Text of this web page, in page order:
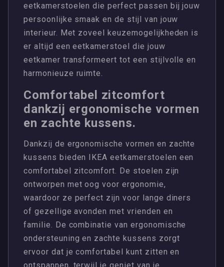
eetkamerstoelen die perfect passen bij jouw
persoonlijke smaak en de stijl van jouw
interieur. Met zoveel keuzemogelijkheden is
er altijd een eetkamerstoel die jouw
eetkamer transformeert tot een stijlvolle en
harmonieuze ruimte.
Comfortabel zitcomfort
dankzij ergonomische vormen
en zachte kussens.
Dankzij de ergonomische vormen en zachte
kussens bieden IKEA eetkamerstoelen een
comfortabel zitcomfort. De stoelen zijn
ontworpen met oog voor ergonomie,
waardoor ze perfect zijn voor lange diners
of gezellige avonden met vrienden en
familie. De combinatie van ergonomische
ondersteuning en zachte kussens zorgt
ervoor dat je comfortabel kunt zitten en
ontspannen, terwijl je geniet van je